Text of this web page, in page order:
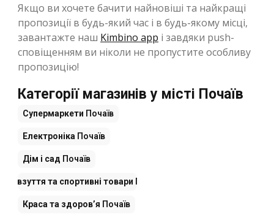
Якщо ви хочете бачити найновіші та найкращі
пропозиції в будь-який час і в будь-якому місці,
завантажте наш Kimbino app і завдяки push-
сповіщенням ви ніколи не пропустите особливу
пропозицію!
Категорії магазинів у місті Почаїв
Супермаркети Почаїв
Електроніка Почаїв
Дім і сад Почаїв
взуття та спортивні товари Почаїв
Краса та здоров’я Почаїв